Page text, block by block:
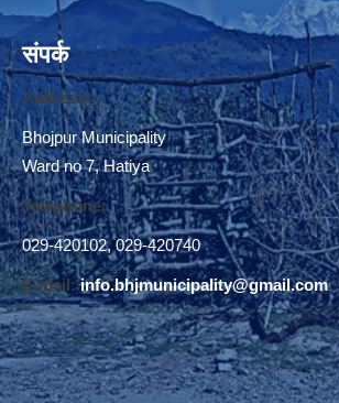
संपर्क
Address:
Bhojpur Municipality
Ward no 7, Hatiya
Telephone:
029-420102,029-420740
E-mail:info.bhjmunicipality@gmail.com